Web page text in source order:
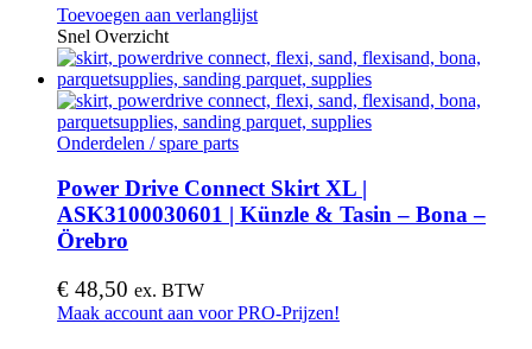
Toevoegen aan verlanglijst
Snel Overzicht
Onderdelen / spare parts
Power Drive Connect Skirt XL |
ASK3100030601 | Künzle & Tasin – Bona –
Örebro
€ 48,50 ex. BTW
Maak account aan voor PRO-Prijzen!